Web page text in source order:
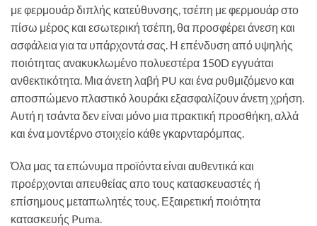
με φερμουάρ διπλής κατεύθυνσης, τσέπη με φερμουάρ στο
πίσω μέρος και εσωτερική τσέπη, θα προσφέρει άνεση και
ασφάλεια για τα υπάρχοντά σας. Η επένδυση από υψηλής
ποιότητας ανακυκλωμένο πολυεστέρα 150D εγγυάται
ανθεκτικότητα. Μια άνετη λαβή PU και ένα ρυθμιζόμενο και
αποσπώμενο πλαστικό λουράκι εξασφαλίζουν άνετη χρήση.
Αυτή η τσάντα δεν είναι μόνο μια πρακτική προσθήκη, αλλά
και ένα μοντέρνο στοιχείο κάθε γκαρνταρόμπας.
Όλα μας τα επώνυμα προϊόντα είναι αυθεντικά και
προέρχονται απευθείας απο τους κατασκευαστές ή
επίσημους μεταπωλητές τους. Εξαιρετική ποιότητα
κατασκευής Puma.